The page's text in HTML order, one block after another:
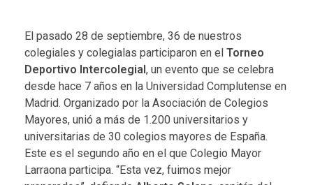
El pasado 28 de septiembre, 36 de nuestros
colegiales y colegialas participaron en el Torneo
Deportivo Intercolegial, un evento que se celebra
desde hace 7 años en la Universidad Complutense en
Madrid. Organizado por la Asociación de Colegios
Mayores, unió a más de 1.200 universitarios y
universitarias de 30 colegios mayores de España.
Este es el segundo año en el que Colegio Mayor
Larraona participa. “Esta vez, fuimos mejor